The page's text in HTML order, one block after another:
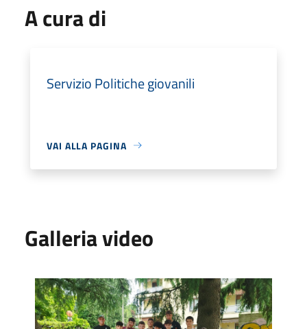
A cura di
Servizio Politiche giovanili
VAI ALLA PAGINA
Galleria video
foto